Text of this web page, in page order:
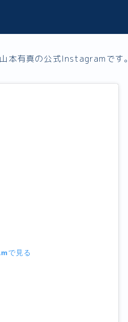
本有真の公式Instagramです。
で見る